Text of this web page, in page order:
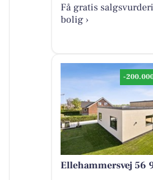
Få gratis
bolig ›
-
Ellehammersvej 56